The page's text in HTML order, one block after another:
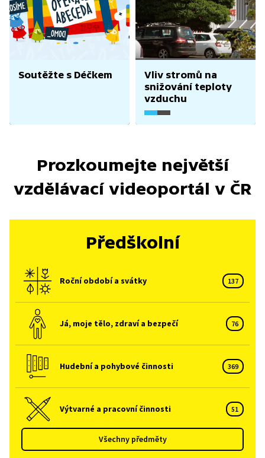
Soutěžte s Déčkem
Vliv stromů na
snižování teploty
vzduchu
Prozkoumejte největší
vzdělávací videoportál v ČR
Předškolní
Roční období a svátky 137
Já, moje tělo, zdraví a bezpečí 76
Hudební a pohybové činnosti 369
Výtvarné a pracovní činnosti 51
Všechny předměty